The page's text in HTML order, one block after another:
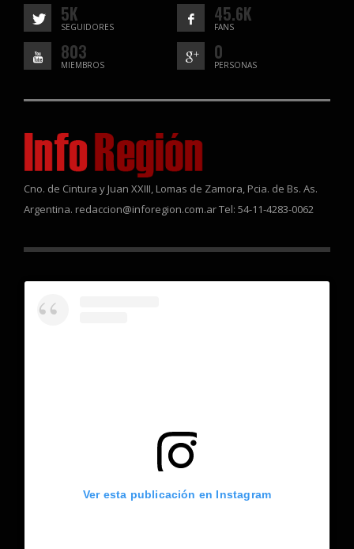
5K
SEGUIDORES
45.6K
FANS
803
MIEMBROS
0
PERSONAS
Cno. de Cintura y Juan XXIII, Lomas de Zamora, Pcia. de Bs. As.
Argentina. redaccion@inforegion.com.ar Tel: 54-11-4283-0062
Ver esta publicación en Instagram